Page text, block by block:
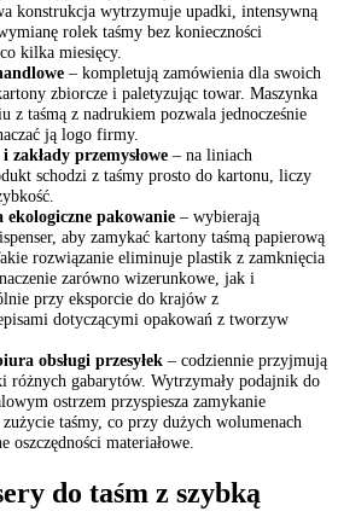
konstrukcja wytrzymuje upadki, intensywną
rolek taśmy bez konieczności
kilka miesięcy.
– kompletują zamówienia dla swoich
zbiorcze i paletyzując towar. Maszynka
z taśmą z nadrukiem pozwala jednocześnie
ją logo firmy.
przemysłowe – na liniach
schodzi z taśmy prosto do kartonu, liczy
pakowanie – wybierają
aby zamykać kartony taśmą papierową
rozwiązanie eliminuje plastik z zamknięcia
zarówno wizerunkowe, jak i
przy eksporcie do krajów z
dotyczącymi opakowań z tworzyw
obsługi przesyłek – codziennie przyjmują
różnych gabarytów. Wytrzymały podajnik do
ostrzem przyspiesza zamykanie
taśmy, co przy dużych wolumenach
oszczędności materiałowe.
do taśm z szybką